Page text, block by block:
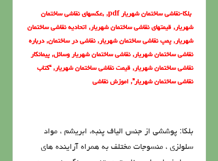
بلکا-نقاشی ساختمان شهریار pdf, ,عکسهای نقاشی ساختمان
شهریار, قیمتهای نقاشی ساختمان شهریار, اتحادیه نقاشی ساختمان
شهریار, پمپ نقاشی ساختمان شهریار, نقاشی در ساختمان, درباره
نقاشی ساختمان شهریار, نقاشی ساختمان شهریار وسائل, پیمانکار
نقاشی ساختمان شهریار, قیمت نقاشی ساختمان شهریار, “کتاب
نقاشی ساختمان شهریار”, اموزش نقاشی
بلکا: پوششی از جنس الیاف پنبه، ابریشم ، مواد
سلولزی ، منسوجات مختلف به همراه آراینده های